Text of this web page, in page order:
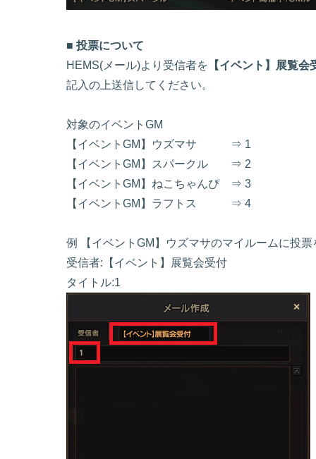
■ 投票について
HEMS(メール)より受信者を 【イベント】展覧会
記入の上送信してください。
対象のイベントGM
【イベントGM】ウズマサ ⇒ 1
【イベントGM】スパークル ⇒ 2
【イベントGM】ねこちゃんぴ ⇒ 3
【イベントGM】ラフトス ⇒ 4
例 【イベントGM】ウズマサのマイルームに投
受信者:【イベント】展覧会受付
タイトル:1